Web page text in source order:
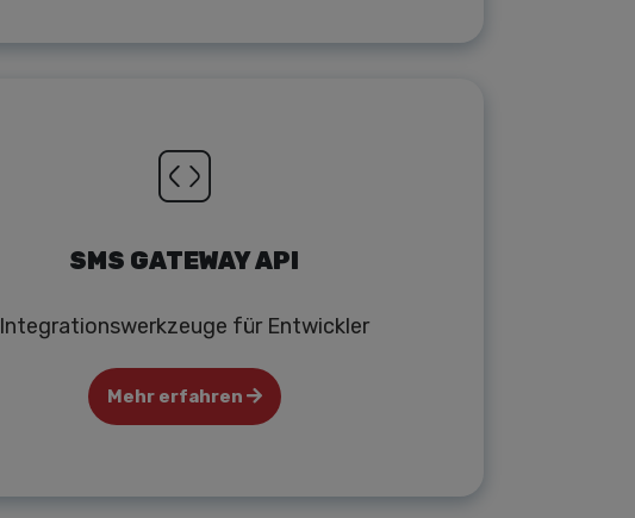
SMS GATEWAY API
Integrationswerkzeuge für Entwickler
Mehr erfahren